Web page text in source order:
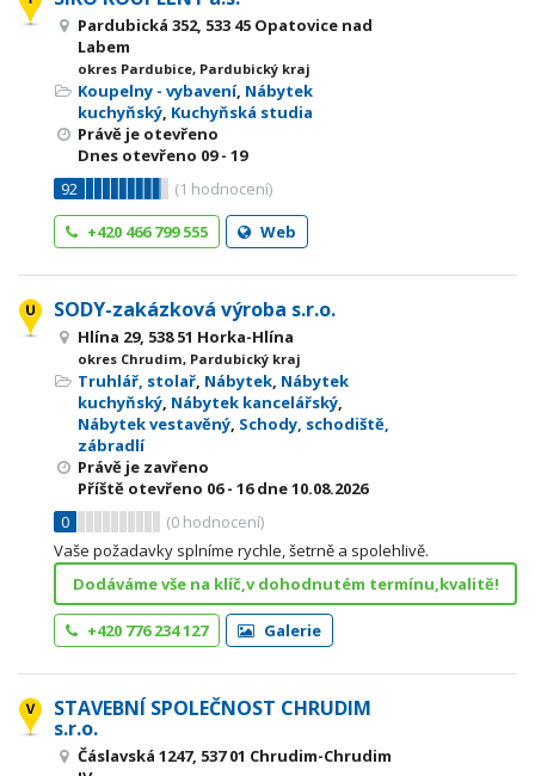
Pardubická 352, 533 45 Opatovice nad
Labem
okres Pardubice, Pardubický kraj
Koupelny - vybavení, Nábytek
kuchyňský, Kuchyňská studia
Právě je otevřeno
Dnes otevřeno 09 - 19
92
(1 hodnocení)
+420 466 799 555
Web
SODY-zakázková výroba s.r.o.
Hlína 29, 538 51 Horka-Hlína
okres Chrudim, Pardubický kraj
Truhlář, stolař, Nábytek, Nábytek
kuchyňský, Nábytek kancelářský,
Nábytek vestavěný, Schody, schodiště,
zábradlí
Právě je zavřeno
Příště otevřeno 06 - 16dne 10.08.2026
0
(0 hodnocení)
Vaše požadavky splníme rychle, šetrně a spolehlivě.
Dodáváme vše na klíč,v dohodnutém termínu,kvalitě!
+420 776 234 127 Galerie
STAVEBNÍ SPOLEČNOST CHRUDIM
s.r.o.
Čáslavská 1247, 537 01 Chrudim-Chrudim